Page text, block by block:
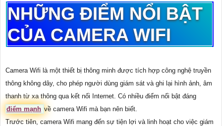
NHỮNG ĐIỂM NỔI BẬT
CỦA CAMERA WIFI
Camera Wifi là một thiết bị thông minh được tích hợp công nghệ truyền
thông không dây, cho phép người dùng giám sát và ghi lại hình ảnh, âm
thanh từ xa thông qua kết nối Internet. Có nhiều điểm nổi bật đáng
điểm mạnh về camera Wifi mà bạn nên biết.
Trước tiên, camera Wifi mang đến sự tiện lợi và linh hoạt cho việc giám